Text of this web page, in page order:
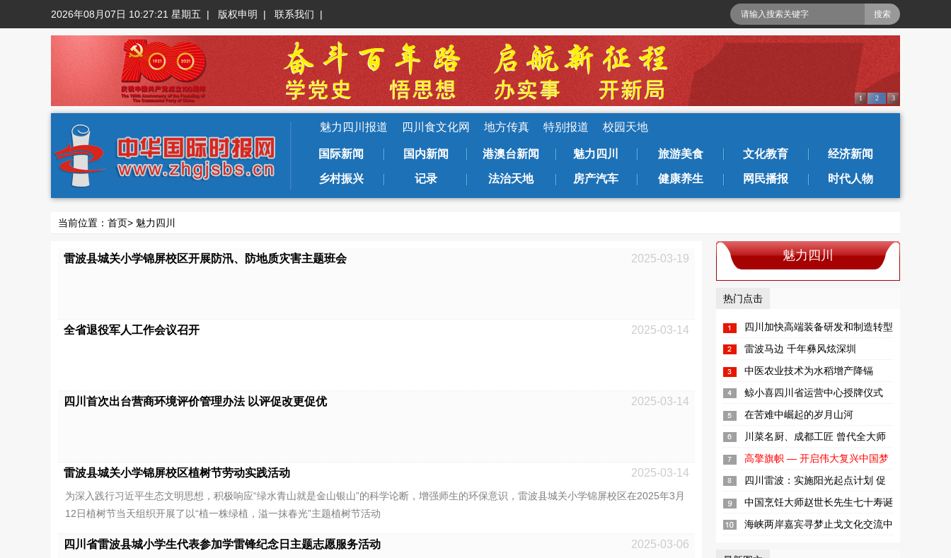
2026年08月07日 10:27:21 星期五 | 版权申明 | 联系我们 |
1 2 3
魅力四川报道 四川食文化网 地方传真 特别报道 校园天地
国际新闻 国内新闻 港澳台新闻 魅力四川 旅游美食 文化教育 经济新闻
乡村振兴 记录 法治天地 房产汽车 健康养生 网民播报 时代人物
当前位置： 首页> 魅力四川
魅力四川
热门点击
四川加快高端装备研发和制造转型
升级步伐雷波马边 千年彝风炫深圳
中医农业技术为水稻增产降镉
鲸小喜四川省运营中心授牌仪式
暨“互联网+新零售高峰论坛”在成...
在苦难中崛起的岁月山河
川菜名厨、成都工匠 曾代全大师
高擎旗帜 — 开启伟大复兴中国梦
新征程四川雷波：实施阳光起点计划 促
进儿童健康成长
中国烹饪大师赵世长先生七十寿诞
暨收徒仪式
海峡两岸嘉宾寻梦止戈文化交流中
雷波县城关小学锦屏校区开展防汛、防地质灾害主题班会 2025-03-19
全省退役军人工作会议召开 2025-03-14
四川首次出台营商环境评价管理办法 以评促改更促优 2025-03-14
雷波县城关小学锦屏校区植树节劳动实践活动 2025-03-14
为深入践行习近平生态文明思想，积极响应“绿水青山就是金山银山”的科学论断，增强师生的环保意识，雷波县城关小学锦屏校区在2025年3月
12日植树节当天组织开展了以“植一株绿植，溢一抹春光”主题植树节活动
四川省雷波县城小学生代表参加学雷锋纪念日主题志愿服务活动 2025-03-06